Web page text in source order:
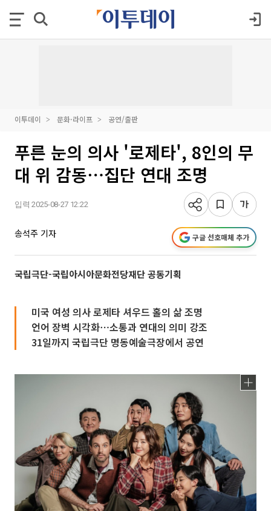
이투데이 문화·라이프 공연/출판
푸른 눈의 의사 '로제타', 8인의 무
대 위 감동⋯집단 연대 조명
입력 2025-08-27 12:22
송석주 기자 구글 선호매체 추가
국립극단-국립아시아문화전당재단 공동기획
미국 여성 의사 로제타 셔우드 홀의 삶 조명
언어 장벽 시각화⋯소통과 연대의 의미 강조
31일까지 국립극단 명동예술극장에서 공연